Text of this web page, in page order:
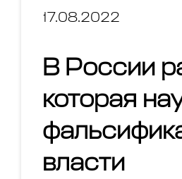
17.08.2022
В России
которая
власти